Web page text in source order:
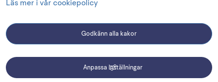
Läs mer i vår cookiepolicy
Godkänn alla kakor
Anpassa inställningar
Linkedin